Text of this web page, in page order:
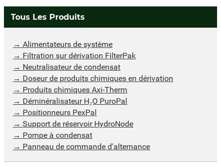
Tous Les Produits
Alimentateurs de système
Filtration sur dérivation FilterPak
Neutralisateur de condensat
Doseur de produits chimiques en dérivation
Produits chimiques Axi-Therm
Déminéralisateur H₂O PuroPal
Positionneurs PexPal
Support de réservoir HydroNode
Pompe à condensat
Panneau de commande d'alternance